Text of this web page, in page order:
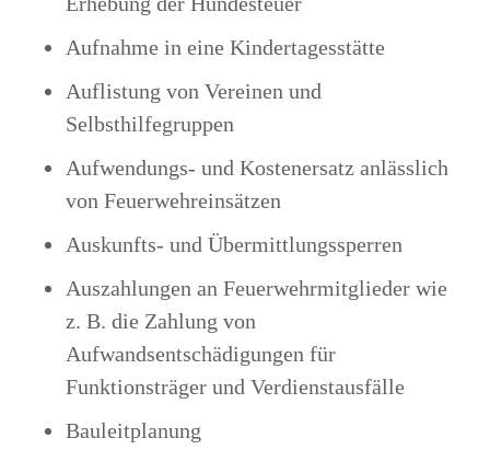
Aufnahme in eine Kindertagesstätte
Auflistung von Vereinen und
Selbsthilfegruppen
Aufwendungs- und Kostenersatz anlässlich
von Feuerwehreinsätzen
Auskunfts- und Übermittlungssperren
Auszahlungen an Feuerwehrmitglieder wie
z. B. die Zahlung von
Aufwandsentschädigungen für
Funktionsträger und Verdienstausfälle
Bauleitplanung